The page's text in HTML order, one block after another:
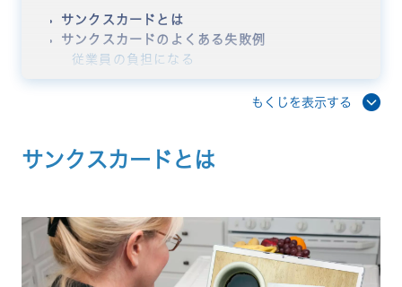
サンクスカードとは
サンクスカードのよくある失敗例
従業員の負担になる
部署や働き方によって参加しにくい
を形成｜アローグループ
サンクスカード導入後にエンゲージメント数値が
向上｜NECネクサソリューションズ
出社・在宅が入り混じるハイブリッドワークな組
織でもコミュニケーションを活性化｜ライフネッ
もくじを表示する
サンクスカードとは